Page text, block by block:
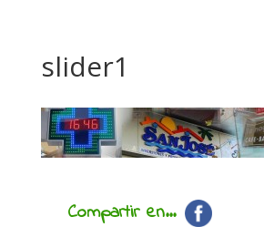
slider1
Compartir en...